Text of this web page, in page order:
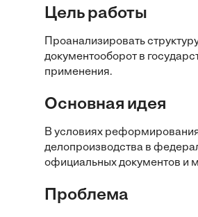
Цель работы
Проанализировать
документооборот в
применения.
Основная идея
В условиях
делопроизводства в
официальных документов и
Проблема